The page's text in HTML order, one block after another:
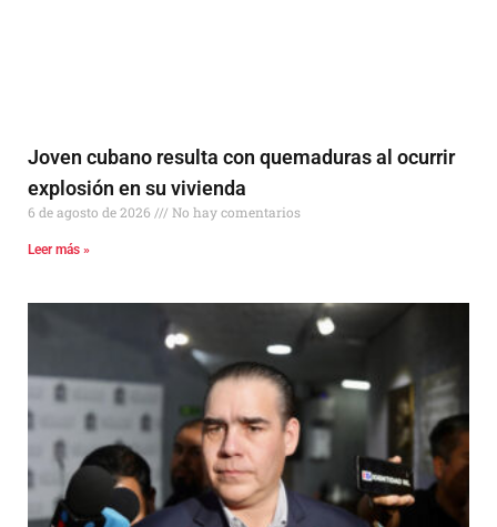
Joven cubano resulta con quemaduras al ocurrir
explosión en su vivienda
6 de agosto de 2026 No hay comentarios
Leer más »